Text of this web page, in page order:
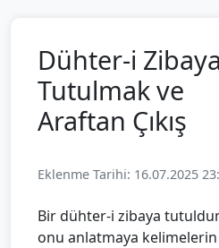
Dühter-i Zibaya
Tutulmak ve
Araftan Çıkış
Eklenme Tarihi: 16.07.2025
Bir dühter-i zibaya
onu anlatmaya kelimelerin